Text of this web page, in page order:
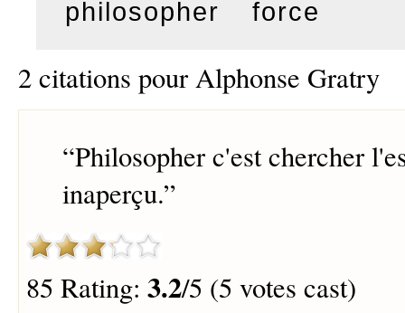
philosopher
force
2 citations pour Alphonse Gratry
“Philosopher c'est chercher
inaperçu.”
85 Rating: 3.2/5 (5 votes cast)